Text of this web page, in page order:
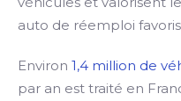
auto de réemploi
Environ 1,4 million de
par an est traité en